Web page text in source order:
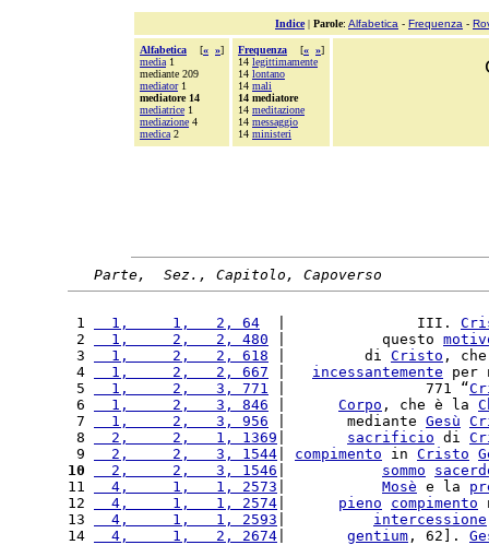
Indice| Parole: Alfabetica - Frequenza -
Alfabetica [« »]
media 1
mediante 209
mediator1
mediatore 14
mediatrice 1
mediazione 4
medica 2
Frequenza [« »]
14 legittimamente
14 lontano
14 mali
14 mediatore
14 meditazione
14 messaggio
14 ministeri
Parte,  Sez., Capitolo, Capoverso
1
  1,     1,   2, 64
  |               III.
2
  1,     2,   2, 480
|           questo
3
  1,     2,   2, 618
|         di Cristo ,
4
  1,     2,   2, 667
incessantemente per
5
  1,     2,   3, 771
|                771 “
6
  1,     2,   3, 846
Corpo , che è la
7
  1,     2,   3, 956
|       mediante Gesù
8
  2,     2,   1, 1369
sacrificio di
9
  2,     2,   3, 1544
compimento in Cristo
10
  2,     2,   3, 1546
sommo
11
  4,     1,   1, 2573
Mosè e la
12
  4,     1,   1, 2574
pieno compimento
13
  4,     1,   1, 2593
intercessione
14
  4,     1,   2, 2674
gentium , 62].